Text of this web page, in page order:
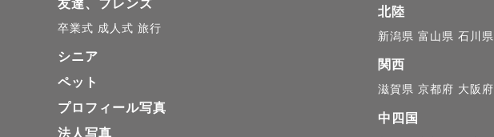
友達、フレンズ
卒業式 成人式 旅行
シニア
ペット
プロフィール写真
法人写真
北陸
新潟県 富山県 石川県
関西
滋賀県 京都府 大阪府
中四国